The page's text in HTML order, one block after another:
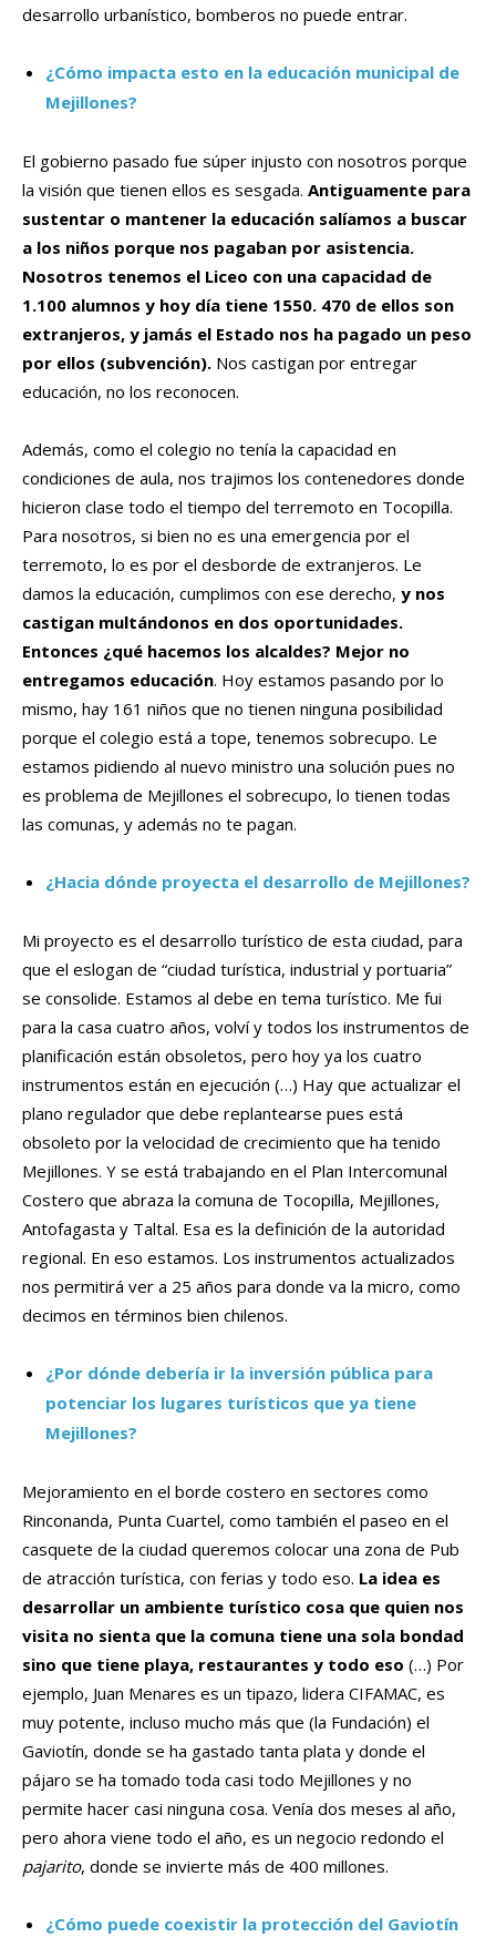
desarrollo urbanístico, bomberos no puede entrar.
¿Cómo impacta esto en la educación municipal de
Mejillones?
El gobierno pasado fue súper injusto con nosotros porque
la visión que tienen ellos es sesgada. Antiguamente para
sustentar o mantener la educación salíamos a buscar
a los niños porque nos pagaban por asistencia.
Nosotros tenemos el Liceo con una capacidad de
1.100 alumnos y hoy día tiene 1550. 470 de ellos son
extranjeros, y jamás el Estado nos ha pagado un peso
por ellos (subvención). Nos castigan por entregar
educación, no los reconocen.
Además, como el colegio no tenía la capacidad en
condiciones de aula, nos trajimos los contenedores donde
hicieron clase todo el tiempo del terremoto en Tocopilla.
Para nosotros, si bien no es una emergencia por el
terremoto, lo es por el desborde de extranjeros. Le
damos la educación, cumplimos con ese derecho, y nos
castigan multándonos en dos oportunidades.
Entonces ¿qué hacemos los alcaldes? Mejor no
entregamos educación. Hoy estamos pasando por lo
mismo, hay 161 niños que no tienen ninguna posibilidad
porque el colegio está a tope, tenemos sobrecupo. Le
estamos pidiendo al nuevo ministro una solución pues no
es problema de Mejillones el sobrecupo, lo tienen todas
las comunas, y además no te pagan.
¿Hacia dónde proyecta el desarrollo de Mejillones?
Mi proyecto es el desarrollo turístico de esta ciudad, para
que el eslogan de “ciudad turística, industrial y portuaria”
se consolide. Estamos al debe en tema turístico. Me fui
para la casa cuatro años, volví y todos los instrumentos de
planificación están obsoletos, pero hoy ya los cuatro
instrumentos están en ejecución (…) Hay que actualizar el
plano regulador que debe replantearse pues está
obsoleto por la velocidad de crecimiento que ha tenido
Mejillones. Y se está trabajando en el Plan Intercomunal
Costero que abraza la comuna de Tocopilla, Mejillones,
Antofagasta y Taltal. Esa es la definición de la autoridad
regional. En eso estamos. Los instrumentos actualizados
nos permitirá ver a 25 años para donde va la micro, como
decimos en términos bien chilenos.
¿Por dónde debería ir la inversión pública para
potenciar los lugares turísticos que ya tiene
Mejillones?
Mejoramiento en el borde costero en sectores como
Rinconanda, Punta Cuartel, como también el paseo en el
casquete de la ciudad queremos colocar una zona de Pub
de atracción turística, con ferias y todo eso. La idea es
desarrollar un ambiente turístico cosa que quien nos
visita no sienta que la comuna tiene una sola bondad
sino que tiene playa, restaurantes y todo eso (…) Por
ejemplo, Juan Menares es un tipazo, lidera CIFAMAC, es
muy potente, incluso mucho más que (la Fundación) el
Gaviotín, donde se ha gastado tanta plata y donde el
pájaro se ha tomado toda casi todo Mejillones y no
permite hacer casi ninguna cosa. Venía dos meses al año,
pero ahora viene todo el año, es un negocio redondo el
pajarito, donde se invierte más de 400 millones.
¿Cómo puede coexistir la protección del Gaviotín